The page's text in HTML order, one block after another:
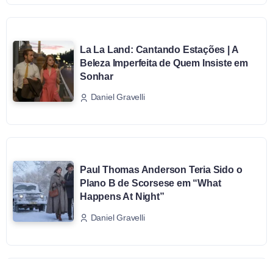
La La Land: Cantando Estações | A
Beleza Imperfeita de Quem Insiste em
Sonhar
Daniel Gravelli
Paul Thomas Anderson Teria Sido o
Plano B de Scorsese em “What
Happens At Night”
Daniel Gravelli